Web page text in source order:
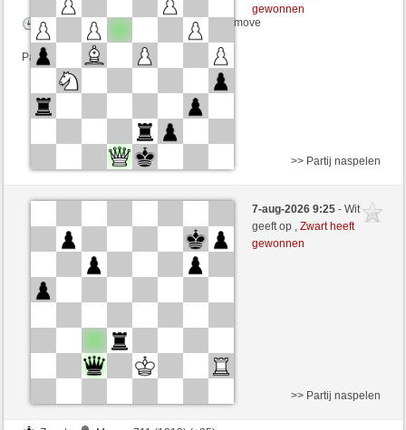
Speelduur: 6 minutes/side + 3 seconds/move
Partij telt mee voor de ranglijst
gewonnen
Wit
Mauroc711 (1248) (+30)
Speelduur: 6 minutes/side + 3 seconds/move
Partij telt mee voor de ranglijst
>> Partij naspelen
7-aug-2026 9:25- Wit
geeft op ,Zwart heeft
gewonnen
>> Partij naspelen